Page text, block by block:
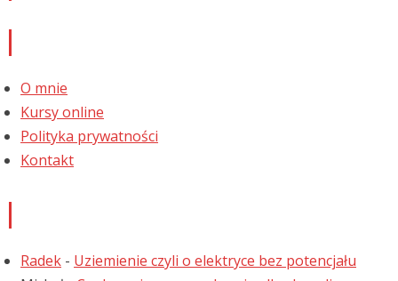
O mnie
Kursy online
Polityka prywatności
Kontakt
Radek - Uziemienie czyli o elektryce bez potencjału